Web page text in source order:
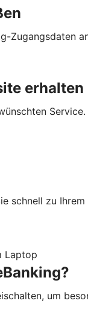
Zugangsdaten
erhalten
schnell zu
um